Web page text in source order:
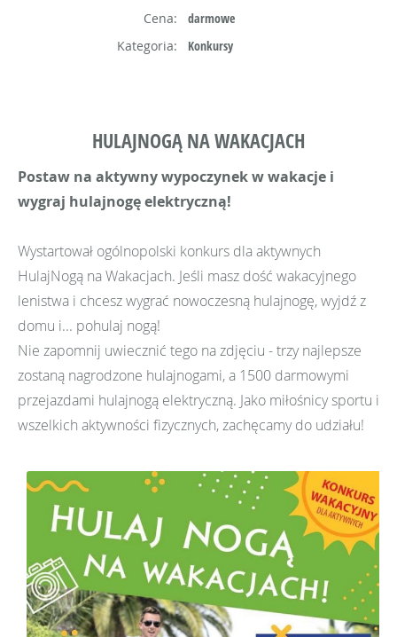
Cena:
darmowe
Kategoria:
Konkursy
HULAJNOGĄ NA WAKACJACH
Postaw na aktywny wypoczynek w wakacje i
wygraj hulajnogę elektryczną!
Wystartował ogólnopolski konkurs dla aktywnych
HulajNogą na Wakacjach. Jeśli masz dość wakacyjnego
lenistwa i chcesz wygrać nowoczesną hulajnogę, wyjdź z
domu i... pohulaj nogą!
Nie zapomnij uwiecznić tego na zdjęciu - trzy najlepsze
zostaną nagrodzone hulajnogami, a 1500 darmowymi
przejazdami hulajnogą elektryczną. Jako miłośnicy sportu i
wszelkich aktywności fizycznych, zachęcamy do udziału!